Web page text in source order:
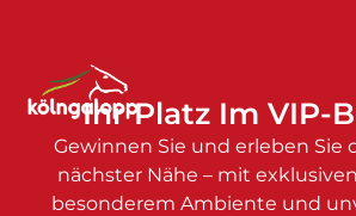
Ihr Platz Im VIP-
Gewinnen Sie und erleben Sie
nächster Nähe – mit
besonderem Ambiente und